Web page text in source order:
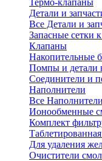
Термо-клапаны
Детали и
Все Детали и
Запасные сетки
Клапаны
Накопительные
Помпы и детали
Соединители и
Наполнители
Все Наполнители
Ионообменные
Комплект
Для удаления
Очистители смол